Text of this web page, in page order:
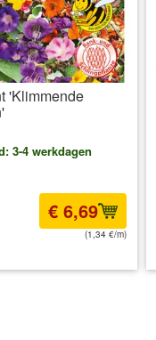
'Klimmende
3-4 werkdagen
€ 6,69
(1,34 €/m)